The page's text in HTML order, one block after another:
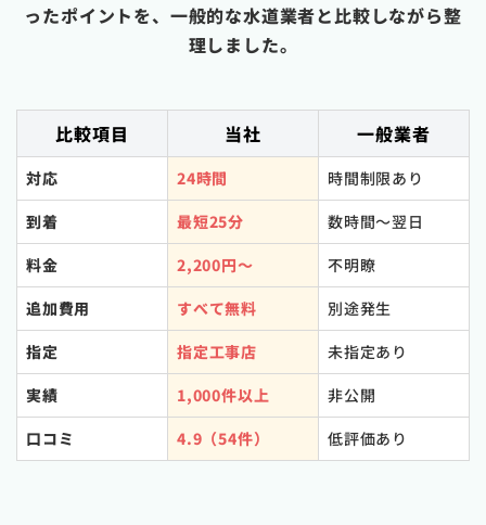
ったポイントを、一般的な水道業者と比較しながら整
理しました。
比較項目 当社 一般業者
対応 24時間
時間制限あり
到着
最短25分
数時間〜翌日
料金
2,200円〜
不明瞭
追加費用
すべて無料
別途発生
指定
指定工事店
未指定あり
実績
1,000件以上
非公開
口コミ
4.9（54件） 低評価あり